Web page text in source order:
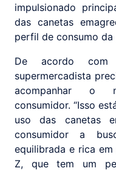
impulsionado
das canetas
perfil de consumo da
De acordo com
supermercadista
acompanhar o
consumidor. “Isso
uso das canetas
consumidor a
equilibrada e rica
Z, que tem um